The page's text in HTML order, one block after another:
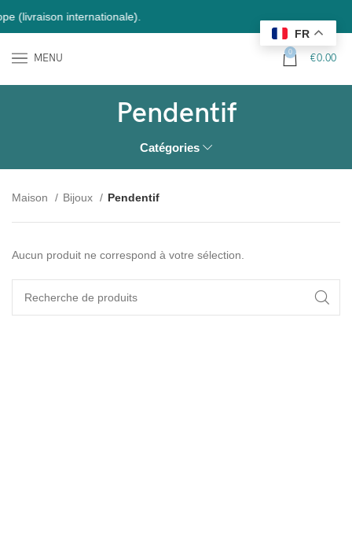
internationale).
MENU 0 €0.00
Pendentif
Catégories
Maison Bijoux Pendentif
Aucun produit ne correspond à votre sélection.
FR